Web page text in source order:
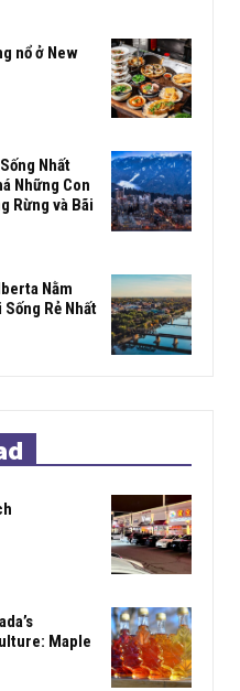
nổ ở New
Nhất
Những Con
Rừng và Bãi
Nằm
Rẻ Nhất
Maple